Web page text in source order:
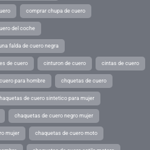
comprar chupa de cuero
del coche
falda de cuero negra
de cuero cinturon de cuero cintas de cuero
para hombre chquetas de cuero
de cuero sintetico para mujer
chaquetas de cuero negro mujer
mujer chaquetas de cuero moto